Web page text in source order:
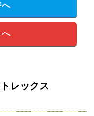
へ
へ
レックス